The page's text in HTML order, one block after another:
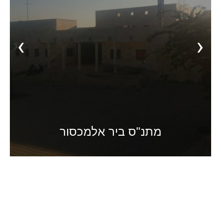
מתנ"ס ביר אלמכסור
‹ ›